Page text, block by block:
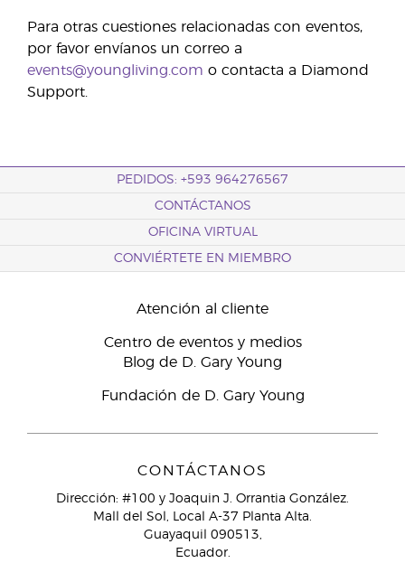
Para otras cuestiones relacionadas con eventos,
por favor envíanos un correo a
events@youngliving.com o contacta a Diamond
Support.
PEDIDOS: +593 964276567
CONTÁCTANOS
OFICINA VIRTUAL
CONVIÉRTETE EN MIEMBRO
Atención al cliente
Centro de eventos y medios
Blog de D. Gary Young
Fundación de D. Gary Young
CONTÁCTANOS
Dirección: #100 y Joaquin J. Orrantia González.
Mall del Sol, Local A-37 Planta Alta.
Guayaquil 090513,
Ecuador.